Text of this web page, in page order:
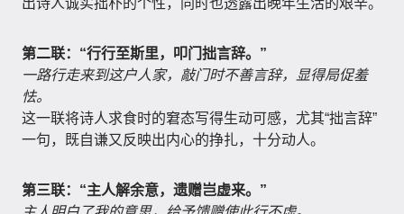
出诗人诚实拙朴的个性，同时也透露出晚年生活的艰辛。
第二联：“行行至斯里，叩门拙言辞。”
一路行走来到这户人家，敲门时不善言辞，显得局促羞
怯。
这一联将诗人求食时的窘态写得生动可感，尤其“拙言辞”
一句，既自谦又反映出内心的挣扎，十分动人。
第三联：“主人解余意，遗赠岂虚来。”